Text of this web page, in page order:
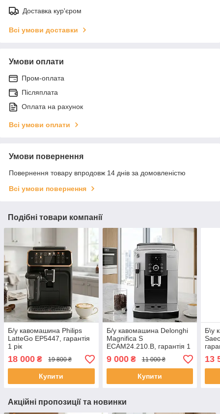
Доставка кур'єром
Всі умови доставки
Умови оплати
Пром-оплата
Післяплата
Оплата на рахунок
Всі умови оплати
Умови повернення
Повернення товару впродовж 14 днів за домовленістю
Всі умови повернення
Подібні товари компанії
Б/у кавомашина Philips
LatteGo EP5447, гарантія
1 рік
18 000 ₴ 19 800 ₴
Купити
Б/у кавомашина Delonghi
Magnifica S
ECAM24.210.B, гарантія 1
рік
9 000₴ 11 000 ₴
Купити
Б\у
13
Акційні пропозиції та новинки